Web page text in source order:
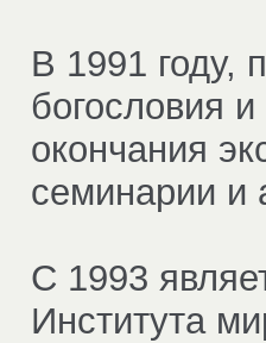
В 1991 году,
богословия
окончания
семинарии и
С 1993
Института